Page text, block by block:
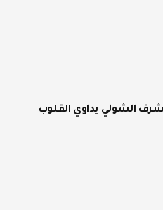
الشولي يداوي القلوب